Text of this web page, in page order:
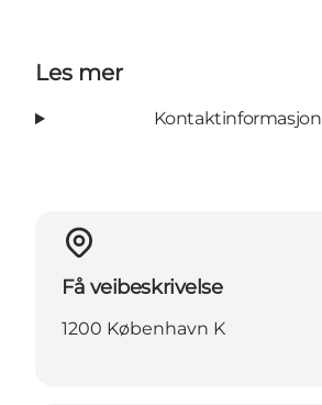
Les mer
Kontaktinformasjon
Få veibeskrivelse
1200 København K